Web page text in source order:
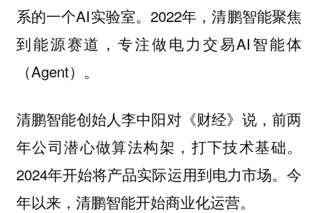
系的一个AI实验室。2022年，清鹏智能聚焦
到能源赛道，专注做电力交易AI智能体
（Agent）。
清鹏智能创始人李中阳对《财经》说，前两
年公司潜心做算法构架，打下技术基础。
2024年开始将产品实际运用到电力市场。今
年以来，清鹏智能开始商业化运营。